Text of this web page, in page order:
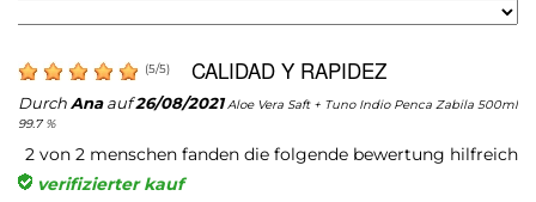
(5/5) CALIDAD Y RAPIDEZ
DurchAnaauf26/08/2021 Aloe Vera Saft + Tuno Indio Penca Zabila 500ml
99.7 %
2 von 2 menschen fanden die folgende bewertung hilfreich
verifizierter kauf